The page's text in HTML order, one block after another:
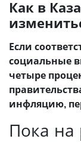
Как в
Если
социальные
четыре
инфляцию,
Пока на